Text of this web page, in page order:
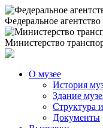
Федеральное
Министерство
О музее
История
Здание
Структура
Документы